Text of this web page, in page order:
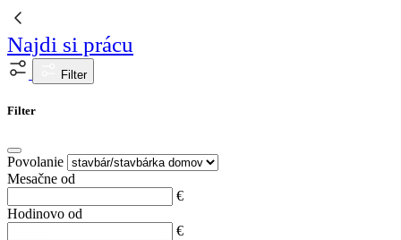
Najdi si prácu
Filter
Filter
Povolanie
Mesačne od
€
Hodinovo od
€